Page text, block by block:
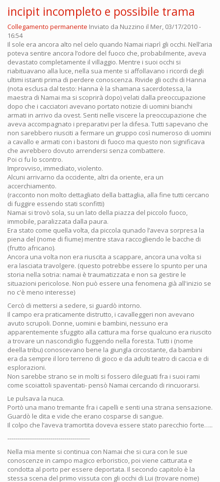
incipit incompleto e possibile trama
Collegamento permanente Inviato da Nuzzino il Mer, 03/17/2010 -
16:54
Il sole era ancora alto nel cielo quando Namai riaprì gli occhi. Nell’aria
poteva sentire ancora l’odore del fuoco che, probabilmente, aveva
devastato completamente il villaggio. Mentre i suoi occhi si
riabituavano alla luce, nella sua mente si affollavano i ricordi degli
ultimi istanti prima di perdere conoscenza. Rivide gli occhi di Hanna
(nota esclusa dal testo: Hanna è la shamana sacerdotessa, la
maestra di Namai ma si scoprirà dopo) velati dalla preoccupazione
dopo che i cacciatori avevano portato notizie di uomini bianchi
armati in arrivo da ovest. Senti nelle viscere la preoccupazione che
aveva accompagnato i preparativi per la difesa. Tutti sapevano che
non sarebbero riusciti a fermare un gruppo così numeroso di uomini
a cavallo e armati con i bastoni di fuoco ma questo non significava
che avrebbero dovuto arrendersi senza combattere.
Poi ci fu lo scontro.
Improvviso, immediato, violento.
Alcuni arrivarno da occidente, altri da oriente, era un
accerchiamento.
(racconto non molto dettagliato della battaglia, alla fine tutti cercano
di fuggire essendo stati sconfitti)
Namai si trovò sola, su un lato della piazza del piccolo fuoco,
immobile, paralizzata dalla paura.
Era stato come quella volta, da piccola qunado l’aveva sorpresa la
piena del (nome di fiume) mentre stava raccogliendo le bacche di
(frutto africano).
Ancora una volta non era riuscita a scappare, ancora una volta si
era lasciata travolgere. (questo potrebbe essere lo spunto per una
storia nella sotria: namai è traumatizzata e non sa gestire le
situazioni pericolose. Non può essere una fenomena già all'inizio se
no c'è meno interesse)
Cercò di mettersi a sedere, si guardò intorno.
Il campo era praticamente distrutto, i cavalleggeri non avevano
avuto scrupoli. Donne, uomini e bambini, nessuno era
apparentemente sfuggito alla cattura ma forse qualcuno era riuscito
a trovare un nascondiglio fuggendo nella foresta. Tutti i (nome
deella tribu) conoscevano bene la giungla circostante, da bambini
era da sempre il loro terreno di gioco e da adulti teatro di caccia e di
esplorazioni.
Non sarebbe strano se in molti si fossero dileguati fra i suoi rami
come scoiattoli spaventati- pensò Namai cercando di rincuorarsi.
Le pulsava la nuca.
Portò una mano tremante fra i capelli e senti una strana sensazione.
Guardò le dita e vide che erano cosparse di sangue.
Il colpo che l’aveva tramortita doveva essere stato parecchio forte…..
------------------------------------------
Nella mia mente si continua con Namai che si cura con le sue
conoscenze in campo magico erboristico, poi viene catturata e
condotta al porto per essere deportata. Il secondo capitolo è la
stessa scena del primo vissuta con gli occhi di Lui (trovare nome)